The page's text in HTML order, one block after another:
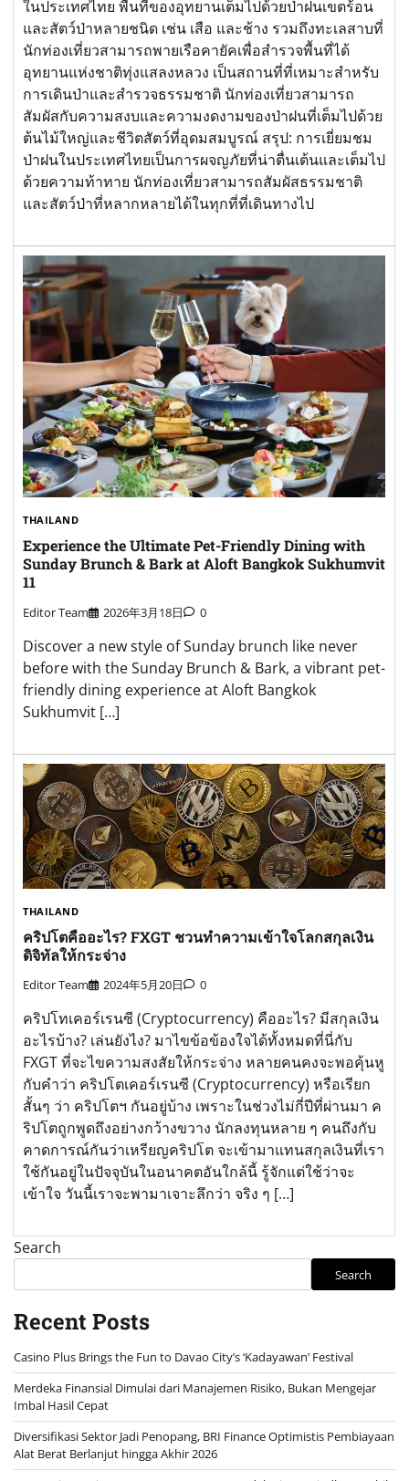
ในประเทศไทย พื้นที่ของอุทยานเต็มไปด้วยป่าฝนเขตร้อน
และสัตว์ป่าหลายชนิด เช่น เสือ และช้าง รวมถึงทะเลสาบที่
นักท่องเที่ยวสามารถพายเรือคายัคเพื่อสำรวจพื้นที่ได้
อุทยานแห่งชาติทุ่งแสลงหลวง เป็นสถานที่ที่เหมาะสำหรับ
การเดินป่าและสำรวจธรรมชาติ นักท่องเที่ยวสามารถ
สัมผัสกับความสงบและความงดงามของป่าฝนที่เต็มไปด้วย
ต้นไม้ใหญ่และชีวิตสัตว์ที่อุดมสมบูรณ์ สรุป: การเยี่ยมชม
ป่าฝนในประเทศไทยเป็นการผจญภัยที่น่าตื่นเต้นและเต็มไป
ด้วยความท้าทาย นักท่องเที่ยวสามารถสัมผัสธรรมชาติ
และสัตว์ป่าที่หลากหลายได้ในทุกที่ที่เดินทางไป
THAILAND
Experience the Ultimate Pet-Friendly Dining with
Sunday Brunch & Bark at Aloft Bangkok Sukhumvit
11
Editor Team 2026年3月18日 0
Discover a new style of Sunday brunch like never
before with the Sunday Brunch & Bark, a vibrant pet-
friendly dining experience at Aloft Bangkok
Sukhumvit […]
THAILAND
คริปโตคืออะไร? FXGT ชวนทำความเข้าใจโลกสกุลเงิน
ดิจิทัลให้กระจ่าง
Editor Team 2024年5月20日 0
คริปโทเคอร์เรนซี (Cryptocurrency) คืออะไร? มีสกุลเงิน
อะไรบ้าง? เล่นยังไง? มาไขข้อข้องใจได้ทั้งหมดที่นี่กับ
FXGT ที่จะไขความสงสัยให้กระจ่าง หลายคนคงจะพอคุ้นหู
กับคำว่า คริปโตเคอร์เรนซี (Cryptocurrency) หรือเรียก
สั้นๆ ว่า คริปโตฯ กันอยู่บ้าง เพราะในช่วงไม่กี่ปีที่ผ่านมา ค
ริปโตถูกพูดถึงอย่างกว้างขวาง นักลงทุนหลาย ๆ คนถึงกับ
คาดการณ์กันว่าเหรียญคริปโต จะเข้ามาแทนสกุลเงินที่เรา
ใช้กันอยู่ในปัจจุบันในอนาคตอันใกล้นี้ รู้จักแต่ใช้ว่าจะ
เข้าใจ วันนี้เราจะพามาเจาะลึกว่า จริง ๆ […]
Search
Search
Recent Posts
Casino Plus Brings the Fun to Davao City’s ‘Kadayawan’ Festival
Merdeka Finansial Dimulai dari Manajemen Risiko, Bukan Mengejar
Imbal Hasil Cepat
Diversifikasi Sektor Jadi Penopang, BRI Finance Optimistis Pembiayaan
Alat Berat Berlanjut hingga Akhir 2026